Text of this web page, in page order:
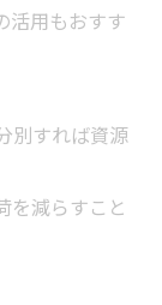
活用もおすす
別すれば資源
を減らすこと